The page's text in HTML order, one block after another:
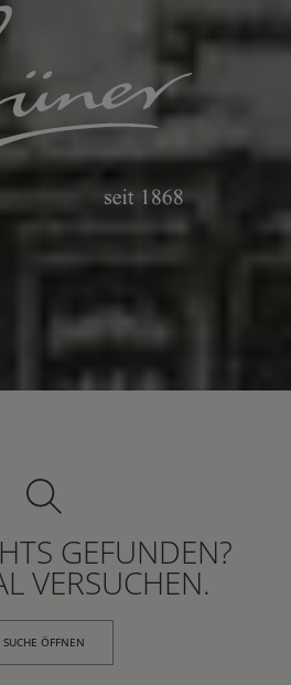
GEFUNDEN?
VERSUCHEN.
SUCHE ÖFFNEN